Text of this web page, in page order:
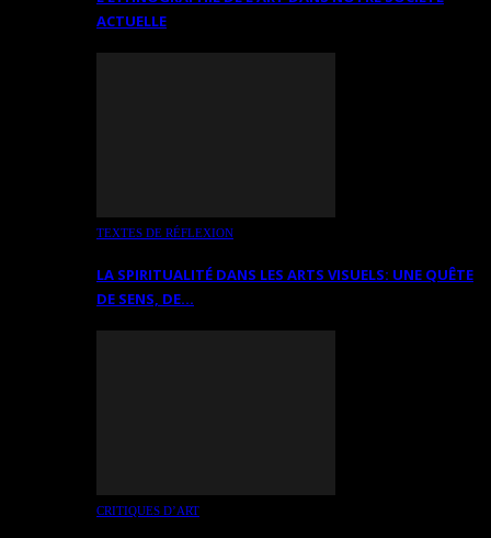
ACTUELLE
TEXTES DE RÉFLEXION
LA SPIRITUALITÉ DANS LES ARTS VISUELS: UNE QUÊTE
DE SENS, DE…
CRITIQUES D’ART